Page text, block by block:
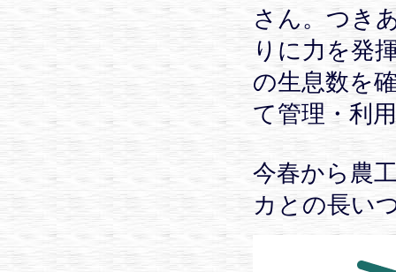
さん。つき
りに力を発
の生息数を
て管理・利
今春から農
カとの長い